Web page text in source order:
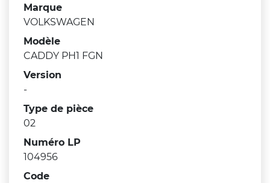
Marque
VOLKSWAGEN
Modèle
CADDY PH1 FGN
Version
-
Type de pièce
02
Numéro LP
104956
Code